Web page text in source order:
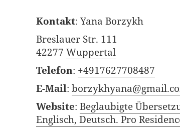
Kontakt: Yana Borzykh
Breslauer Str. 111
42277 Wuppertal
Telefon: +4917627708487
E-Mail:
Website: Beglaubigte
Englisch, Deutsch. Pro